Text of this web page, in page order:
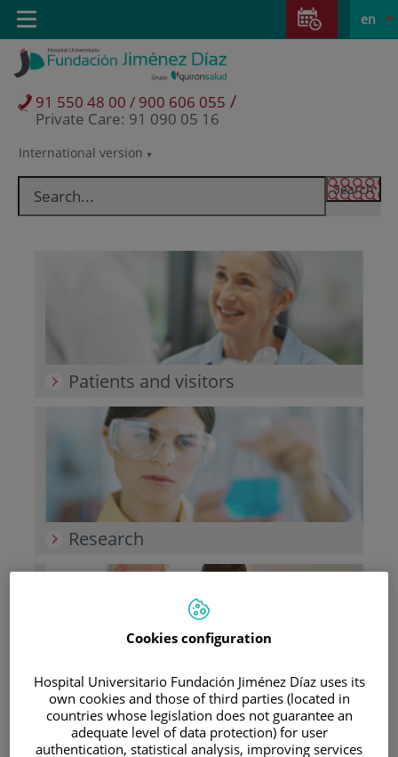
Jump to content
Jump
content
Language
selector
Active
en
International version
91 550 48 00 / 900 606 055 /
Private Care: 91 090 05 16
Toggle
navigation
Patients and visitors
Research
Teaching
Cookies configuration
Hospital Universitario Fundación Jiménez Díaz uses its
own cookies and those of third parties (located in
countries whose legislation does not guarantee an
adequate level of data protection) for user
authentication, statistical analysis, improving services